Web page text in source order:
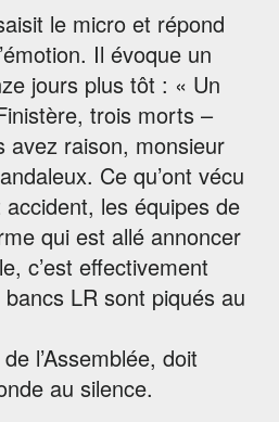
le micro et répond
Il évoque un
jours plus tôt : « Un
trois morts –
avez raison, monsieur
Ce qu’ont vécu
les équipes de
qui est allé annoncer
c’est effectivement
LR sont piqués au
l’Assemblée, doit
au silence.